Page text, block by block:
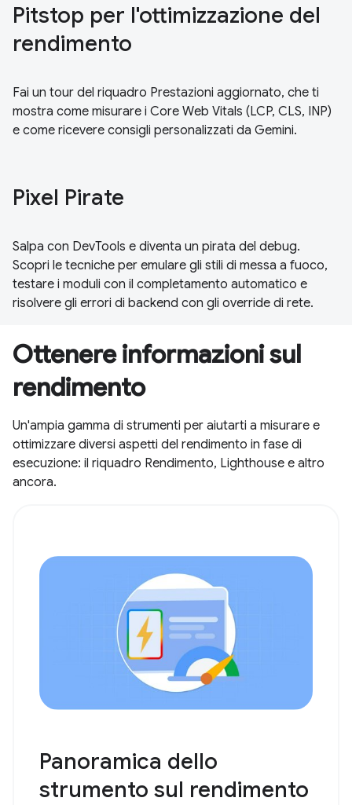
Pitstop per l'ottimizzazione del
rendimento
Fai un tour del riquadro Prestazioni aggiornato, che ti
mostra come misurare i Core Web Vitals (LCP, CLS, INP)
e come ricevere consigli personalizzati da Gemini.
Pixel Pirate
Salpa con DevTools e diventa un pirata del debug.
Scopri le tecniche per emulare gli stili di messa a fuoco,
testare i moduli con il completamento automatico e
risolvere gli errori di backend con gli override di rete.
Ottenere informazioni sul
rendimento
Un'ampia gamma di strumenti per aiutarti a misurare e
ottimizzare diversi aspetti del rendimento in fase di
esecuzione: il riquadro Rendimento, Lighthouse e altro
ancora.
Panoramica dello
strumento sul rendimento